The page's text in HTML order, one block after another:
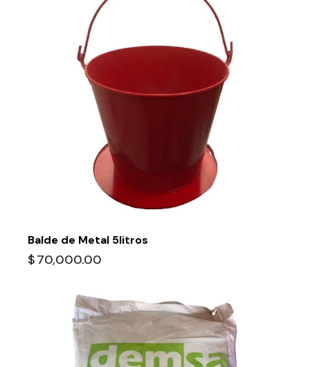
Balde de Metal 5litros
$70,000.00